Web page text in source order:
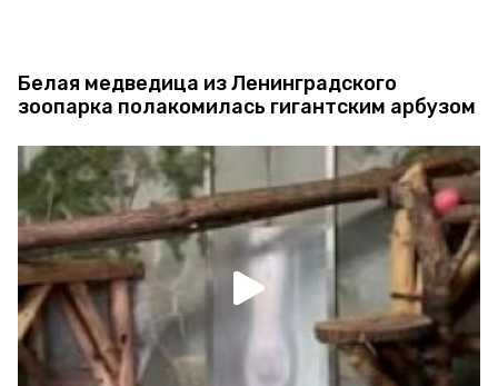
Белая медведица из Ленинградского
зоопарка полакомилась гигантским арбузом